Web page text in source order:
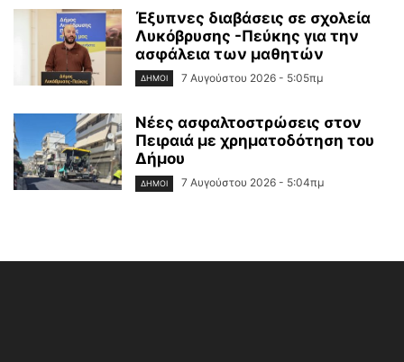
Έξυπνες διαβάσεις σε σχολεία
Λυκόβρυσης -Πεύκης για την
ασφάλεια των μαθητών
ΔΉΜΟΙ 7 Αυγούστου 2026 - 5:05πμ
Νέες ασφαλτοστρώσεις στον
Πειραιά με χρηματοδότηση του
Δήμου
ΔΉΜΟΙ 7 Αυγούστου 2026 - 5:04πμ